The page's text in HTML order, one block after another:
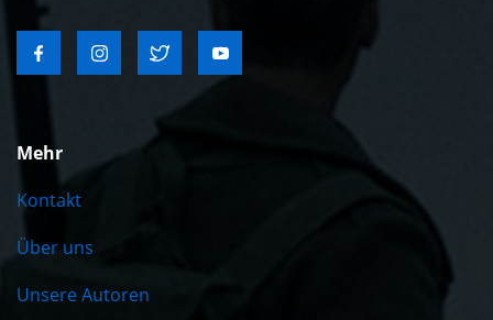
Mehr
Kontakt
Über uns
Unsere Autoren